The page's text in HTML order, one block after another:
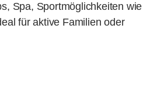
Spa, Sportmöglichkeiten wie
für aktive Familien oder